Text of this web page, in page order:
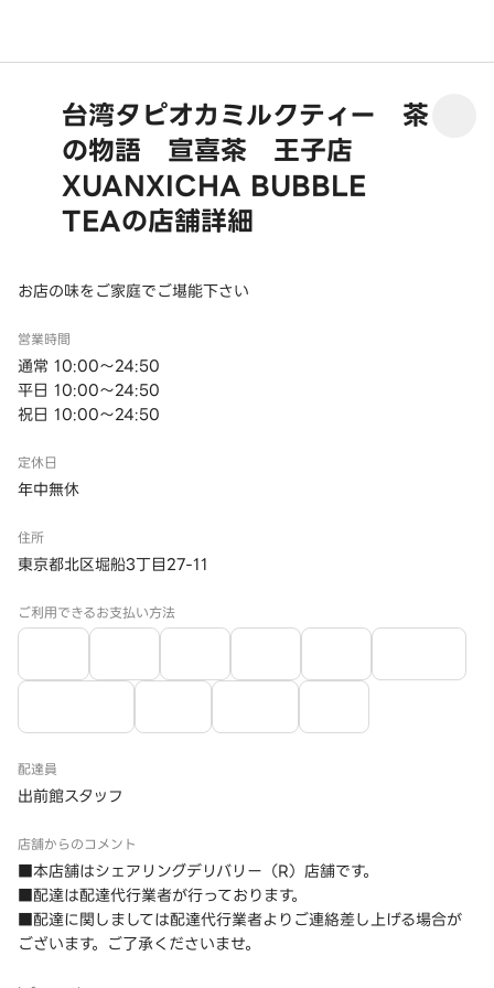
台湾タピオカミルクティー 茶
の物語 宣喜茶 王子店
XUANXICHA BUBBLE
TEAの店舗詳細
お店の味をご家庭でご堪能下さい
営業時間
通常 10:00～24:50
平日 10:00～24:50
祝日 10:00～24:50
定休日
年中無休
住所
東京都北区堀船3丁目27-11
ご利用できるお支払い方法
配達員
出前館スタッフ
店舗からのコメント
■本店舗はシェアリングデリバリー（R）店舗です。
■配達は配達代行業者が行っております。
■配達に関しましては配達代行業者よりご連絡差し上げる場合が
ございます。ご了承くださいませ。